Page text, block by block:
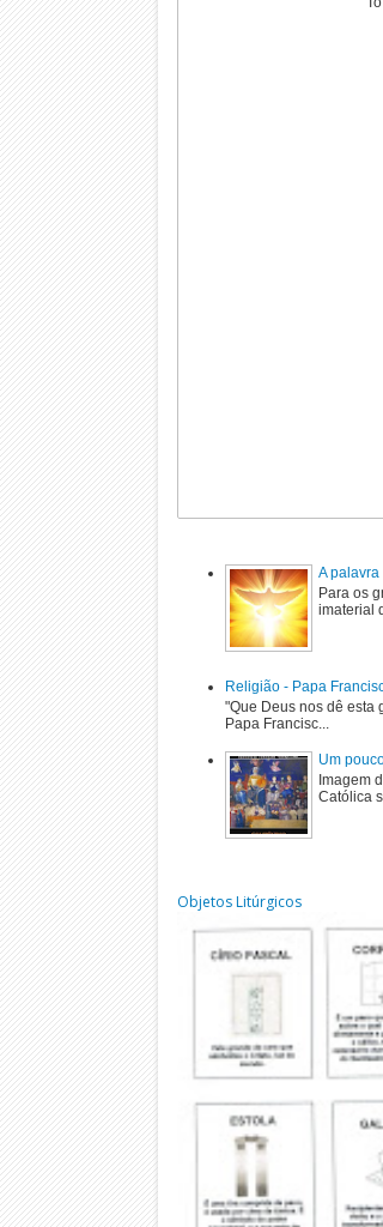
A
Para os
imaterial
Religião - Papa
"Que Deus nos dê esta
Papa Francisc...
Um
Imagem
Católica
Objetos Litúrgicos